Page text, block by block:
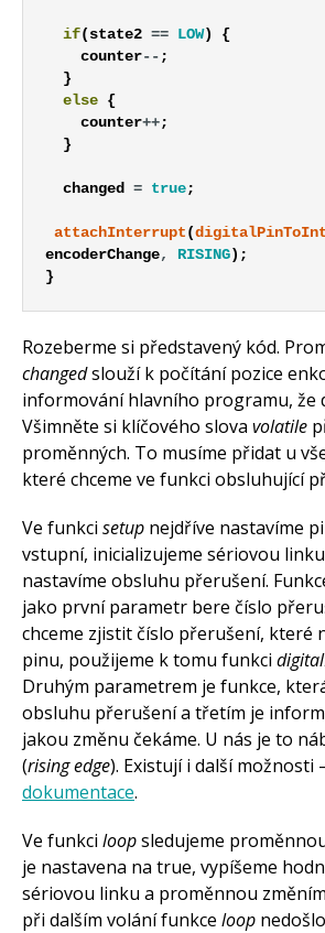
if( state2 == LOW)
{
counter-- ;
}
else {
counter++ ;
}
changed = true ;
attachInterrupt (
encoderChange, RISING ) ;
}
Rozeberme si představený kód.
changedslouží k počítání pozice
informování hlavního programu, že
Všimněte si klíčového slova volatile
proměnných. To musíme přidat u
které chceme ve funkci obsluhující
Ve funkci setup nejdříve nastavíme
vstupní, inicializujeme sériovou
nastavíme obsluhu přerušení.
jako první parametr bere číslo
chceme zjistit číslo přerušení, které
pinu, použijeme k tomu funkci
Druhým parametrem je funkce,
obsluhu přerušení a třetím je
jakou změnu čekáme. U nás je to
(rising edge). Existují i další možnosti
dokumentace.
Ve funkci loopsledujeme
je nastavena na true, vypíšeme
sériovou linku a proměnnou
při dalším volání funkce loop